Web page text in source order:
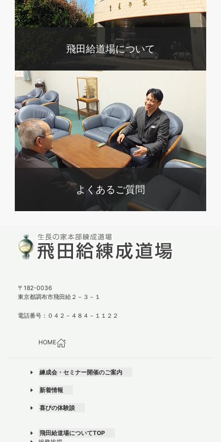
飛田給道場について
よくあるご質問
〒182-0036
東京都調布市飛田給２－３－１
電話番号：０４２－４８４－１１２２
HOME
練成会・セミナー開催のご案内
新着情報
喜びの体験談
飛田給道場についてTOP